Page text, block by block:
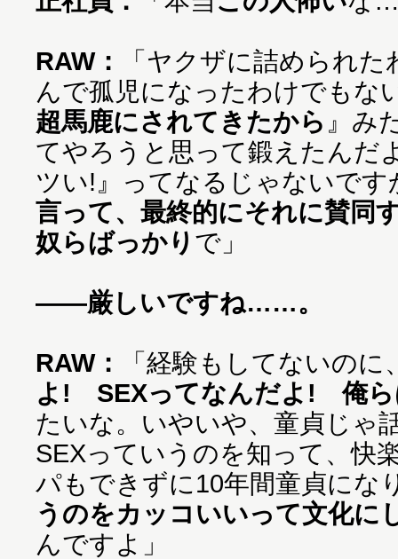
RAW：
「ヤクザに詰められ
んで孤児になったわけでもな
超馬鹿にされてきたから 』み
てやろうと思って鍛えたんだ
ツい!』ってなるじゃないで
言って、最終的にそれに賛同
奴らばっかり で」
——厳しいですね……。
RAW：
「経験もしてないのに
よ! SEXってなんだよ! 俺ら
たいな。いやいや、童貞じゃ
SEXっていうのを知って、快
パもできずに10年間童貞にな
うのをカッコいいって文化に
んですよ」